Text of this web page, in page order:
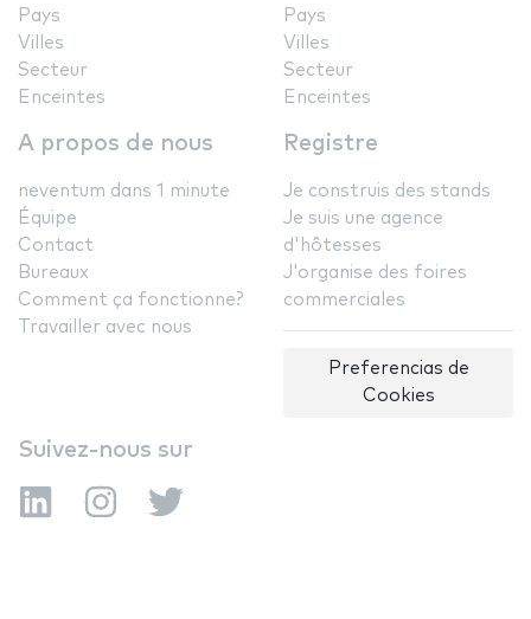
Pays
Villes
Secteur
Enceintes
Pays
Villes
Secteur
Enceintes
A propos de nous
neventum dans 1 minute
Équipe
Contact
Bureaux
Comment ça fonctionne?
Travailler avec nous
Registre
Je construis des stands
Je suis une agence
d'hôtesses
J'organise des foires
commerciales
Preferencias de
Cookies
Suivez-nous sur